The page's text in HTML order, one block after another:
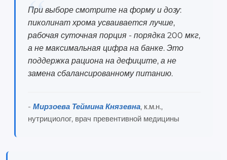
При выборе смотрите на форму и дозу:
пиколинат хрома усваивается лучше,
рабочая суточная порция - порядка 200 мкг,
а не максимальная цифра на банке. Это
поддержка рациона на дефиците, а не
замена сбалансированному питанию.
- Мирзоева Теймина Князевна, к.м.н.,
нутрициолог, врач превентивной медицины